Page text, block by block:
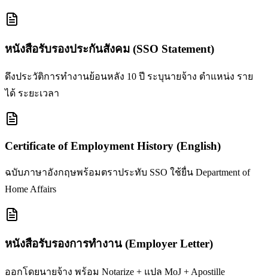
หนังสือรับรองประกันสังคม (SSO Statement)
ดึงประวัติการทำงานย้อนหลัง 10 ปี ระบุนายจ้าง ตำแหน่ง ราย
ได้ ระยะเวลา
Certificate of Employment History (English)
ฉบับภาษาอังกฤษพร้อมตราประทับ SSO ใช้ยื่น Department of
Home Affairs
หนังสือรับรองการทำงาน (Employer Letter)
ออกโดยนายจ้าง พร้อม Notarize + แปล MoJ + Apostille